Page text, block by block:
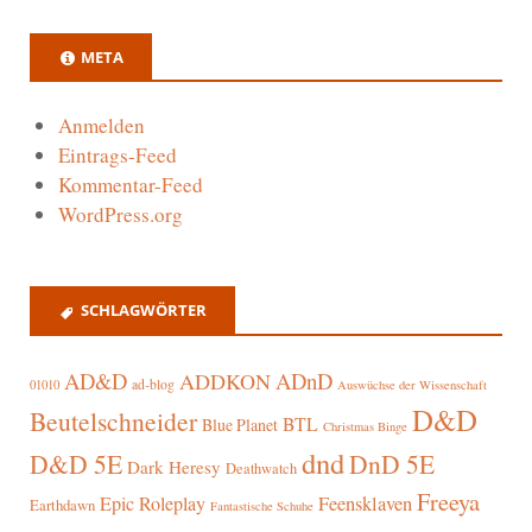
META
Anmelden
Eintrags-Feed
Kommentar-Feed
WordPress.org
SCHLAGWÖRTER
01010 AD&D ad-blog ADDKON ADnD Auswüchse der Wissenschaft
Beutelschneider Blue Planet BTL Christmas Binge D&D
D&D 5E Dark Heresy Deathwatch dndDnD 5E
Earthdawn Epic Roleplay Fantastische Schuhe FeensklavenFreeya